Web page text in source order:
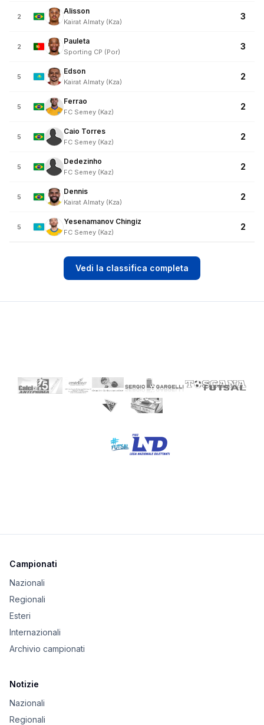
2
Alisson
Kairat Almaty (Kza)
3
2
Pauleta
Sporting CP (Por)
3
5
Edson
Kairat Almaty (Kza)
2
5
Ferrao
FC Semey (Kaz)
2
5
Caio Torres
FC Semey (Kaz)
2
5
Dedezinho
FC Semey (Kaz)
2
5
Dennis
Kairat Almaty (Kza)
2
5
Yesenamanov Chingiz
FC Semey (Kaz)
2
Vedi la classifica completa
Campionati
Nazionali
Regionali
Esteri
Internazionali
Archivio campionati
Notizie
Nazionali
Regionali